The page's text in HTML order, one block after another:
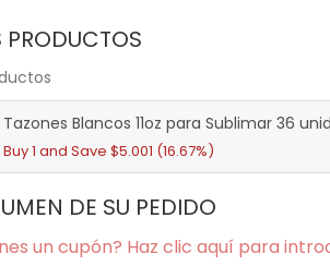
PRODUCTOS
Tazones Blancos 11oz para Sublimar 36
Buy 1 and Save $5.001 (16.67%)
DE SU PEDIDO
un cupón? Haz clic aquí para